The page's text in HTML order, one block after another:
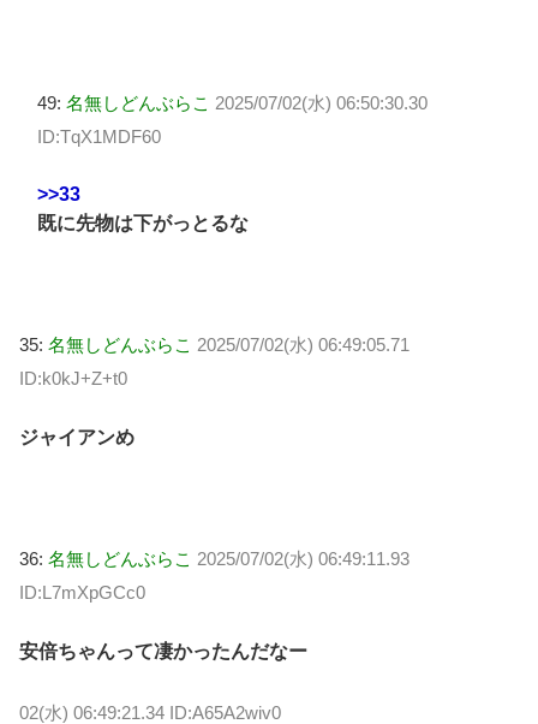
49: 名無しどんぶらこ 2025/07/02(水) 06:50:30.30
ID:TqX1MDF60
>>33
既に先物は下がっとるな
35: 名無しどんぶらこ 2025/07/02(水) 06:49:05.71
ID:k0kJ+Z+t0
ジャイアンめ
36: 名無しどんぶらこ 2025/07/02(水) 06:49:11.93
ID:L7mXpGCc0
安倍ちゃんって凄かったんだなー
02(水) 06:49:21.34 ID:A65A2wiv0